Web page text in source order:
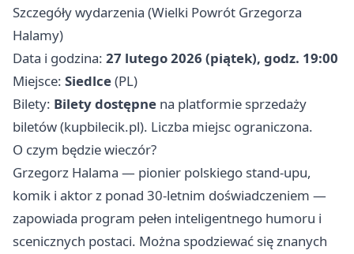
Szczegóły wydarzenia (Wielki Powrót Grzegorza
Halamy)
Data i godzina: 27 lutego 2026 (piątek), godz. 19:00
Miejsce: Siedlce(PL)
Bilety: Bilety dostępne na platformie sprzedaży
biletów (kupbilecik.pl). Liczba miejsc ograniczona.
O czym będzie wieczór?
Grzegorz Halama — pionier polskiego stand-upu,
komik i aktor z ponad 30-letnim doświadczeniem —
zapowiada program pełen inteligentnego humoru i
scenicznych postaci. Można spodziewać się znanych